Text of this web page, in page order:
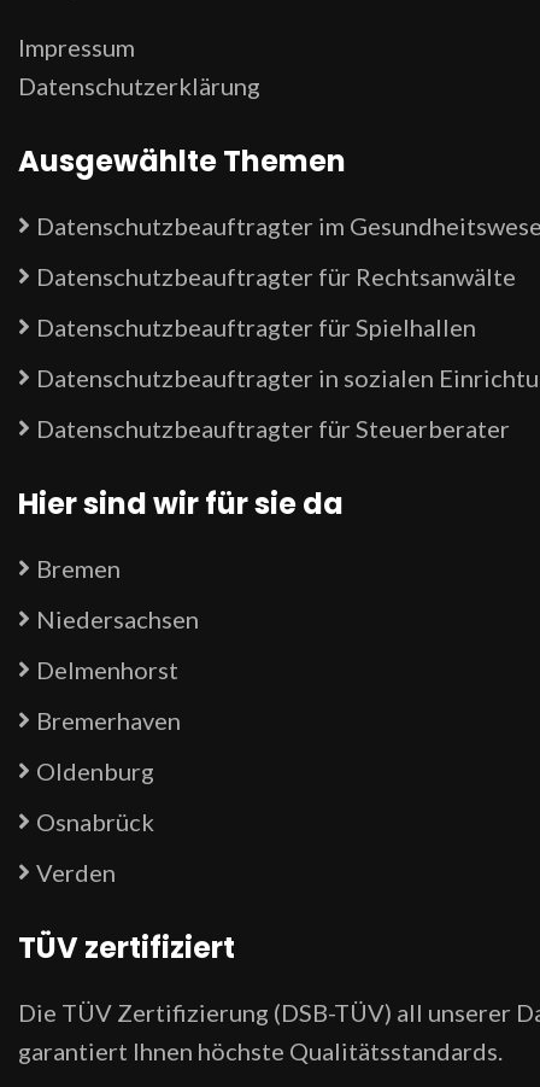
Impressum
Datenschutzerklärung
Ausgewählte Themen
Datenschutzbeauftragter im
Datenschutzbeauftragter für Rechtsanwälte
Datenschutzbeauftragter für Spielhallen
Datenschutzbeauftragter in sozialen
Datenschutzbeauftragter für Steuerberater
Hier sind wir für sie da
Bremen
Niedersachsen
Delmenhorst
Bremerhaven
Oldenburg
Osnabrück
Verden
TÜV zertifiziert
Die TÜV Zertifizierung (DSB-TÜV) all unserer
garantiert Ihnen höchste Qualitätsstandards.